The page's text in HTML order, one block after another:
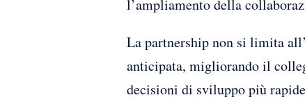
l’ampliamento della
La partnership non si limita
anticipata, migliorando il
decisioni di sviluppo più